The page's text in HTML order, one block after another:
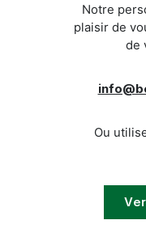
Notre
plaisir de
de
Ou